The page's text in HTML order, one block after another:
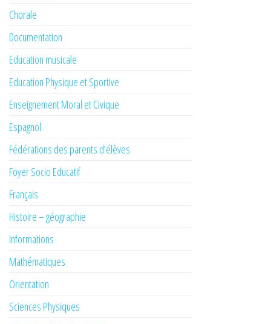
Chorale
Documentation
Education musicale
Education Physique et Sportive
Enseignement Moral et Civique
Espagnol
Fédérations des parents d’élèves
Foyer Socio Educatif
Français
Histoire – géographie
Informations
Mathématiques
Orientation
Sciences Physiques